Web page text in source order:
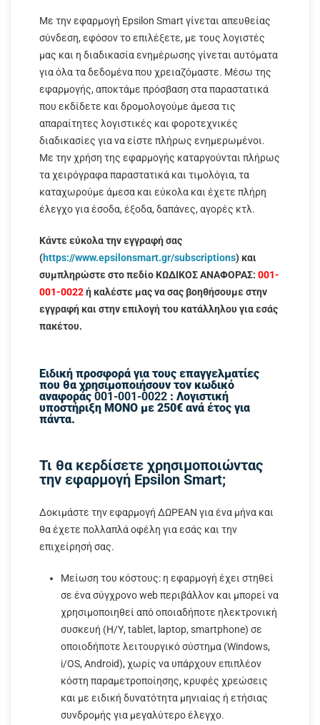
Με την εφαρμογή Epsilon Smart γίνεται απευθείας
σύνδεση, εφόσον το επιλέξετε, με τους λογιστές
μας και η διαδικασία ενημέρωσης γίνεται αυτόματα
για όλα τα δεδομένα που χρειαζόμαστε. Μέσω της
εφαρμογής, αποκτάμε πρόσβαση στα παραστατικά
που εκδίδετε και δρομολογούμε άμεσα τις
απαραίτητες λογιστικές και φοροτεχνικές
διαδικασίες για να είστε πλήρως ενημερωμένοι.
Με την χρήση της εφαρμογής καταργούνται πλήρως
τα χειρόγραφα παραστατικά και τιμολόγια, τα
καταχωρούμε άμεσα και εύκολα και έχετε πλήρη
έλεγχο για έσοδα, έξοδα, δαπάνες, αγορές κτλ.
Κάντε εύκολα την εγγραφή σας
(https://www.epsilonsmart.gr/subscriptions) και
συμπληρώστε στο πεδίο ΚΩΔΙΚΟΣ ΑΝΑΦΟΡΑΣ: 001-
001-0022ή καλέστε μας να σας βοηθήσουμε στην
εγγραφή και στην επιλογή του κατάλληλου για εσάς
πακέτου.
Ειδική προσφορά για τους επαγγελματίες
που θα χρησιμοποιήσουν τον κωδικό
αναφοράς 001-001-0022 : Λογιστική
υποστήριξη ΜΟΝΟ με 250€ ανά έτος για
πάντα.
Τι θα κερδίσετε χρησιμοποιώντας
την εφαρμογή Epsilon Smart;
Δοκιμάστε την εφαρμογή ΔΩΡΕΑΝ για ένα μήνα και
θα έχετε πολλαπλά οφέλη για εσάς και την
επιχείρησή σας.
Μείωση του κόστους: η εφαρμογή έχει στηθεί
σε ένα σύγχρονο web περιβάλλον και μπορεί να
χρησιμοποιηθεί από οποιαδήποτε ηλεκτρονική
συσκευή (Η/Υ, tablet, laptop, smartphone) σε
οποιοδήποτε λειτουργικό σύστημα (Windows,
i/OS, Android), χωρίς να υπάρχουν επιπλέον
κόστη παραμετροποίησης, κρυφές χρεώσεις
και με ειδική δυνατότητα μηνιαίας ή ετήσιας
συνδρομής για μεγαλύτερο έλεγχο.